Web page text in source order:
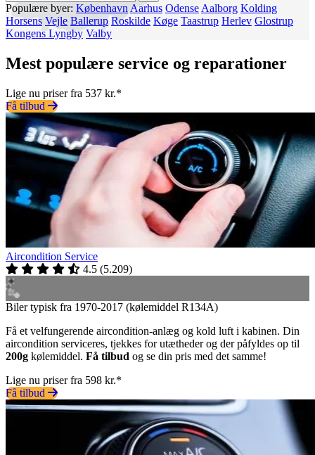
Populære byer: København Aarhus Odense Aalborg Kolding
Horsens Vejle Ballerup Roskilde Køge Taastrup Herlev Glostrup
Kongens Lyngby Valby
Mest populære service og reparationer
Lige nu priser fra 537 kr.*
Få tilbud
Aircondition Service
4.5 (5.209)
Biler typisk fra 1970-2017 (kølemiddel R134A)
Få et velfungerende aircondition-anlæg og kold luft i kabinen. Din
aircondition serviceres, tjekkes for utætheder og der påfyldes op til
200g kølemiddel. Få tilbud og se din pris med det samme!
Lige nu priser fra 598 kr.*
Få tilbud